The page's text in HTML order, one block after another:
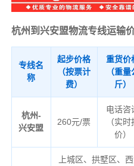
杭州到兴安盟物流专线运输
专线名
称
起步价格
（按票计
费）
重货价
（重量
斤）
杭州-
兴安盟
260元/票
电话咨
（实时
价）
上城区、拱墅区、